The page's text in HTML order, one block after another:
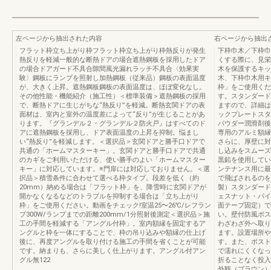
左ページから抽出された内容
フラット枠立ち上がり枠フラット枠立ち上がり枠熱反りが発生
熱反りを軽減一般的な断熱ドアの場合遮熱鋼板を採用したドア
の場合ドアガード不具合隙間風光漏れラッチ不具合〈効果実
験〉鋼板にランプを照射し加熱鋼板（従来品）鋼板の表面温度
が、大きく上昇。遮熱鋼板鋼板の表面温度は、ほぼ変化なし。
その他性能・機能紹介（施工性）＜標準装備＞遮熱鋼板の採用
で、断熱ドアに生じがちな“熱反り”を軽減。断熱玄関ドアの表
面材は、室内と室外の温度差によって“反り”が生じることがあ
ります。『グランデル２・グランデル２防火戸』はすべてのド
アに遮熱鋼板を採用し、ドア表面温度の上昇を抑制。悩まし
い“熱反り”を軽減します。＜選択品＞玄関ドアと勝手口ドアで
共通の「ホームマスターキー」。玄関ドアと勝手口ドアで共通
のカギをご利用いただける、使い勝手のよい「ホームマスター
キー」に対応しています。※門扉には対応しておりません。＜選
択品＞積雪条件に合わせて選べる枠タイプ。段差を低く（約
20mm）納める場合は「フラット枠」を、降雪時に玄関ドアが
開かなくなるなどのトラブルを抑制する場合は「立ち上がり
枠」をご使用ください。動画をチェック!室温25〜26℃/レフラン
プ300W/ランプまでの距離200mm/1分照射後測定＜選択品＞施
工の手間を軽減する「アングル付枠」。室内額縁を固定するア
ングルと枠を一体にすることで、枠の吊り込みや額縁の仕上げ
後に、再度アングルを取り付ける施工の手間を省くことが可能
です。納まりも、さらに美しく仕上がります。アングル付アン
グル無122
右ページから抽出
下枠巾木／下枠
くする際に、見
木を保護するキ
木、下枠巾木用
枠」をご使用く
す。スタンダー
ますので、詳細
ックプレートス
パウダー潤滑剤
専用のアルミ額
さらに、厚壁に
し込みをスムー
黒鉛を使用して
ンテナンス用に
で飛ばされるの
製）スタンダー
ェスナット・パ
面テープ固定）
い。壁付防風ポ
わざわざ外へ取
ます。設置場所
す。また、ポス
で濡れにくくな
折ることなく投